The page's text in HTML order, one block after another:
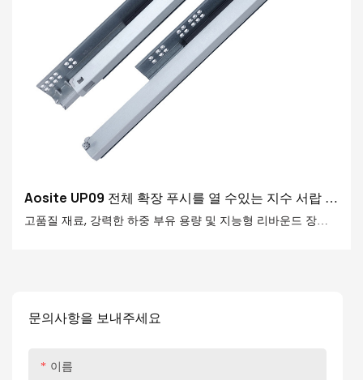
문의사항을 보내주세요
이름
Aosite UP09 전체 확장 푸시를 열 수있는 지수 서랍 슬
라이드 (핸들 포함)
고품질 재료, 강력한 하중 부유 용량 및 지능형 리바운드 장치